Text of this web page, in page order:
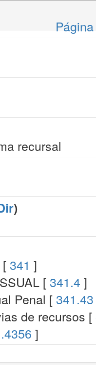
recursal
)
[ 341 ]
[ 341.4 ]
Penal [ 341.43
de recursos [
]